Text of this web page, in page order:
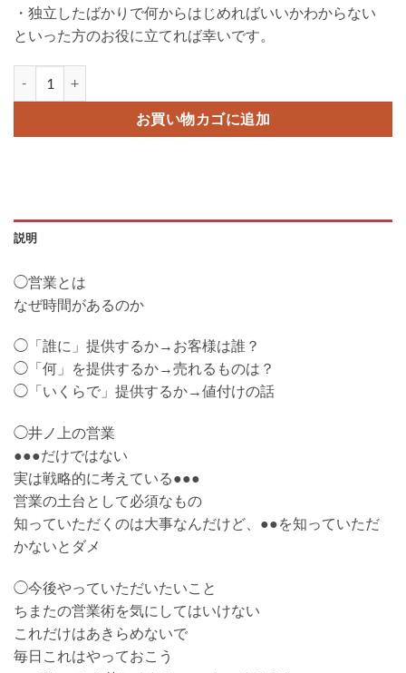
・独立したばかりで何からはじめればいいかわからない
といった方のお役に立てれば幸いです。
お買い物カゴに追加
説明
◯営業とは
なぜ時間があるのか
◯「誰に」提供するか→お客様は誰？
◯「何」を提供するか→売れるものは？
◯「いくらで」提供するか→値付けの話
◯井ノ上の営業
●●●だけではない
実は戦略的に考えている●●●
営業の土台として必須なもの
知っていただくのは大事なんだけど、●●を知っていただ
かないとダメ
◯今後やっていただいたいこと
ちまたの営業術を気にしてはいけない
これだけはあきらめないで
毎日これはやっておこう